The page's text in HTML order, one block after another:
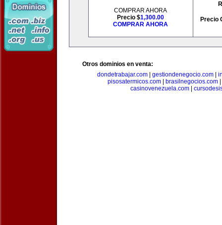
COMPRAR AHORA
Precio $1,300.00
COMPRAR AHORA
Precio
Otros dominios en venta:
dondetrabajar.com| gestiondenegocio.com|
pisosatermicos.com
brasilnegocios.com
casinovenezuela.com